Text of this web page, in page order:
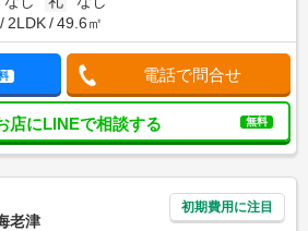
2LDK 49.6㎡
電話で問合せ
店にLINEで相談する 無料
老津
初期費用に注目